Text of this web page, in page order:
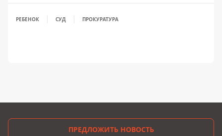
РЕБЕНОК СУД ПРОКУРАТУРА
ПРЕДЛОЖИТЬ НОВОСТЬ